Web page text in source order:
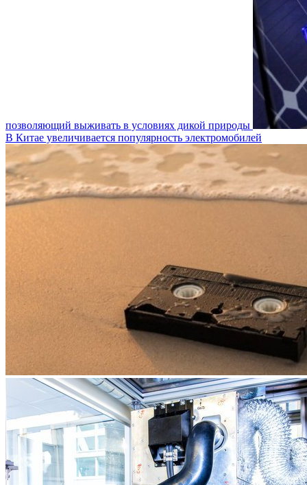
позволяющий выживать в условиях дикой природы
В Китае увеличивается популярность электромобилей